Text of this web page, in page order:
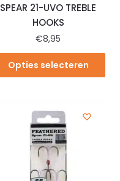
SPEAR 21-UVO TREBLE
HOOKS
€8,95
Opties selecteren